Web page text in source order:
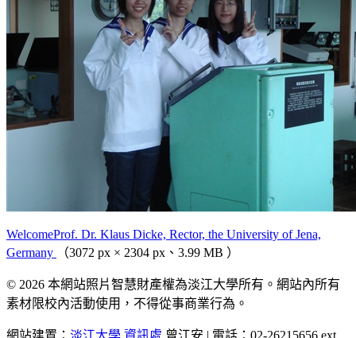
WelcomeProf. Dr. Klaus Dicke, Rector, the University of Jena,
Germany
（3072 px × 2304 px、3.99 MB ）
© 2026 本網站照片智慧財產權為淡江大學所有。網站內所有
素材限校內活動使用，不得從事商業行為。
網站建置： 淡江大學 資訊處 曾江安 | 電話：02-26215656 ext